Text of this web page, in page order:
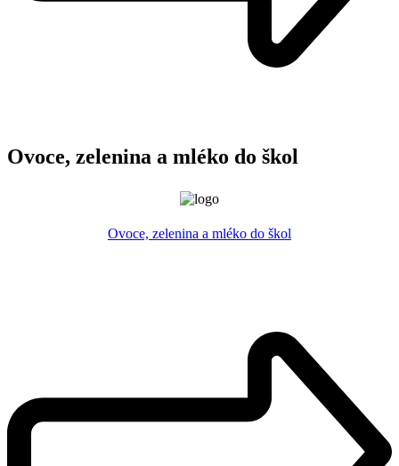
Ovoce, zelenina a mléko do škol
Ovoce, zelenina a mléko do škol